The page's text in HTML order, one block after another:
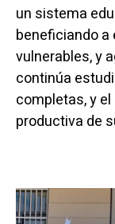
un sistema
beneficiando
vulnerables, y
continúa
completas, y
productiva de